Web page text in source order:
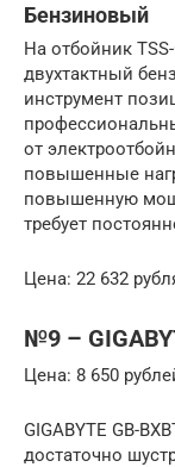
Бензиновый
На отбойник
двухтактный
инструмент
от
повышенные
повышенную
требует
Цена: 22 632
№9 –
Цена: 8 650
GIGABYTE GB-
достаточно